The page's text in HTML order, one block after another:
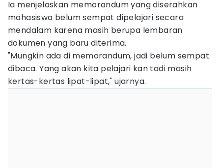
Ia menjelaskan memorandum yang diserahkan
mahasiswa belum sempat dipelajari secara
mendalam karena masih berupa lembaran
dokumen yang baru diterima.
"Mungkin ada di memorandum, jadi belum sempat
dibaca. Yang akan kita pelajari kan tadi masih
kertas-kertas lipat-lipat," ujarnya.